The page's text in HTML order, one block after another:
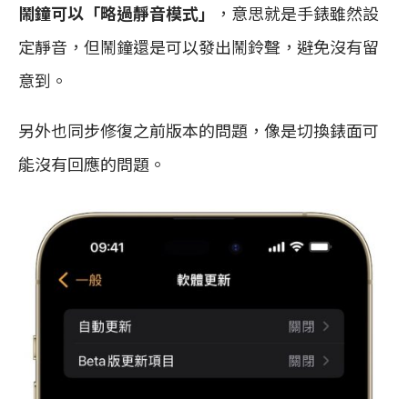
鬧鐘可以「略過靜音模式」
，意思就是手錶雖然設
定靜音，但鬧鐘還是可以發出鬧鈴聲，避免沒有留
意到。
另外也同步修復之前版本的問題，像是切換錶面可
能沒有回應的問題。